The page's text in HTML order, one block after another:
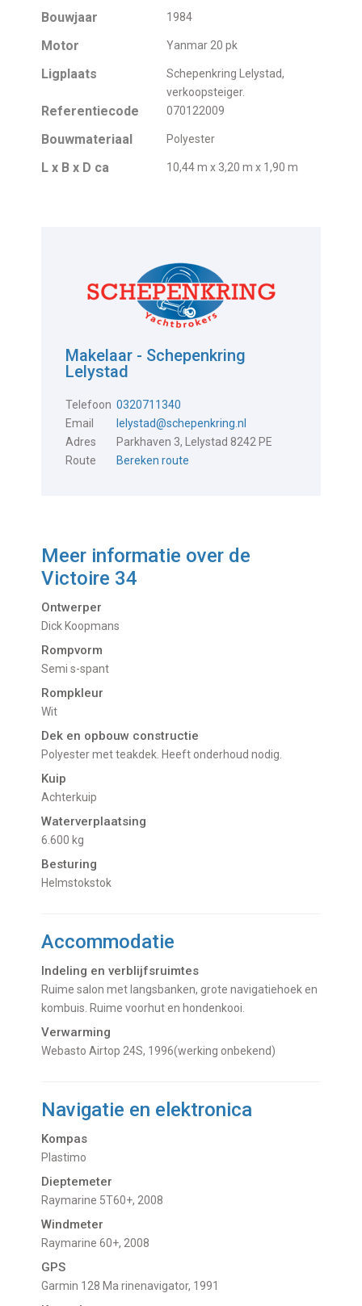
Bouwjaar 1984
Motor Yanmar 20 pk
Ligplaats
Schepenkring Lelystad,
verkoopsteiger.
Referentiecode 070122009
Bouwmateriaal Polyester
L x B x D ca 10,44 m x 3,20 m x 1,90 m
Makelaar - Schepenkring
Lelystad
Telefoon 0320711340
Email
lelystad@schepenkring.nl
Adres
Parkhaven 3, Lelystad 8242 PE
Route
Bereken route
Meer informatie over de
Victoire 34
Ontwerper
Dick Koopmans
Rompvorm
Semi s-spant
Rompkleur
Wit
Dek en opbouw constructie
Polyester met teakdek. Heeft onderhoud nodig.
Kuip
Achterkuip
Waterverplaatsing
6.600 kg
Besturing
Helmstokstok
Accommodatie
Indeling en verblijfsruimtes
Ruime salon met langsbanken, grote navigatiehoek en
kombuis. Ruime voorhut en hondenkooi.
Verwarming
Webasto Airtop 24S, 1996(werking onbekend)
Navigatie en elektronica
Kompas
Plastimo
Dieptemeter
Raymarine 5T60+, 2008
Windmeter
Raymarine 60+, 2008
GPS
Garmin 128 Ma rinenavigator, 1991